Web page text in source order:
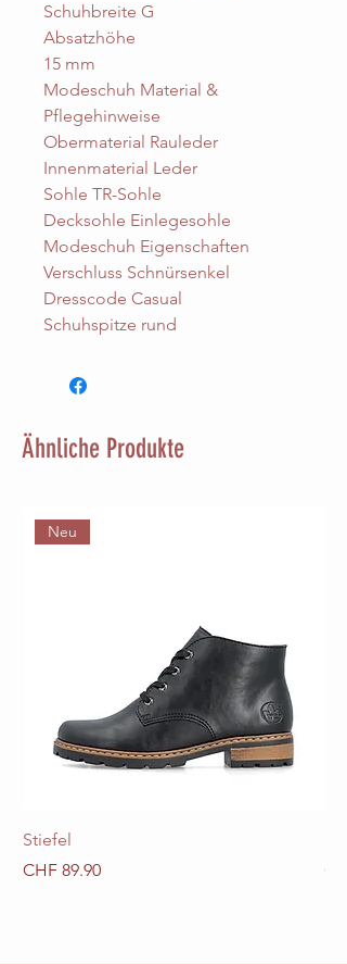
Schuhbreite G
Absatzhöhe
15 mm
Modeschuh Material &
Pflegehinweise
Obermaterial Rauleder
Innenmaterial Leder
Sohle TR-Sohle
Decksohle Einlegesohle
Modeschuh Eigenschaften
Verschluss Schnürsenkel
Dresscode Casual
Schuhspitze rund
Ähnliche Produkte
Neu
Stiefel
Preis
CHF 89.90